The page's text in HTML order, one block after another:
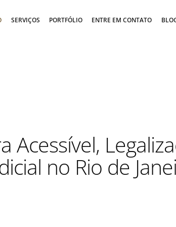
SERVIÇOS PORTFÓLIO ENTRE EM CONTATO
Acessível,
no Rio de